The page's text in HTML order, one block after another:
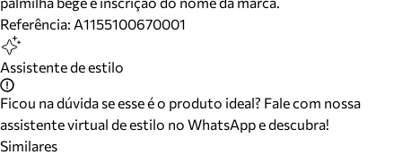
Referência: A1155100670001
Assistente de estilo
Ficou na dúvida se esse é o produto ideal? Fale com nossa
assistente virtual de estilo no WhatsApp e descubra!
Similares